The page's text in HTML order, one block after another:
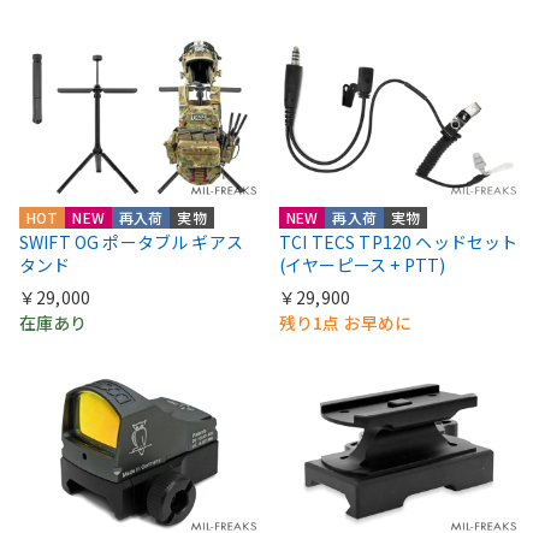
HOT NEW 再入荷 実物
SWIFT OG ポータブル ギアス
タンド
￥29,000
在庫あり
NEW 再入荷 実物
TCI TECS TP120 ヘッドセット
(イヤーピース + PTT)
￥29,900
残り1点 お早めに